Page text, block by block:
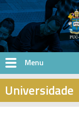
Pular para o conteúdo
Universidade